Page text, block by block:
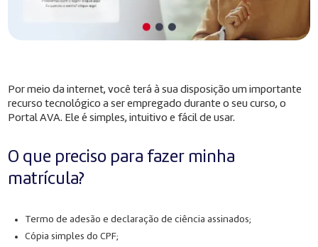
Por meio da internet, você terá à sua disposição um importante
recurso tecnológico a ser empregado durante o seu curso, o
Portal AVA. Ele é simples, intuitivo e fácil de usar.
O que preciso para fazer minha
matrícula?
Termo de adesão e declaração de ciência assinados;
Cópia simples do CPF;